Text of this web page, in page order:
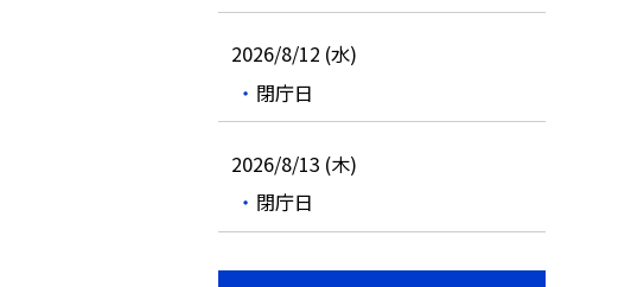
2026/8/12 (水)
閉庁日
2026/8/13 (木)
閉庁日